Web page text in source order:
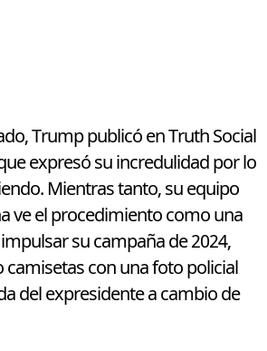
Trump publicó en Truth Social
expresó su incredulidad por lo
Mientras tanto, su equipo
ve el procedimiento como una
su campaña de 2024,
con una foto policial
del expresidente a cambio de